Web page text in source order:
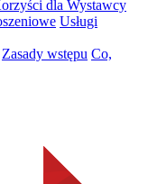
dla Wystawcy
Usługi
Zasady wstępu Co,